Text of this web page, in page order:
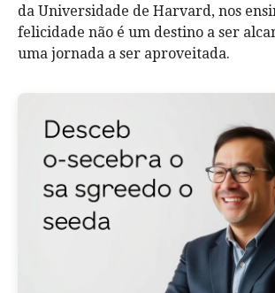
da Universidade de Harvard, nos
felicidade não é um destino a ser
uma jornada a ser aproveitada.